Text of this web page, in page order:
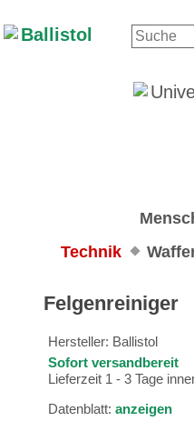
Technik
Felgenreiniger
Hersteller: Ballistol
Sofort versandbereit
Lieferzeit 1 - 3 Tage
Datenblatt: anzeigen